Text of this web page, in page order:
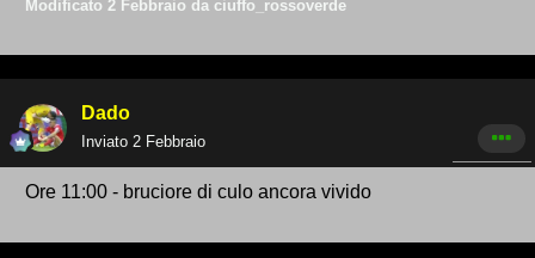
Modificato 2 Febbraio da ciuffo_rossoverde
Dado
Inviato 2 Febbraio
Ore 11:00 - bruciore di culo ancora vivido